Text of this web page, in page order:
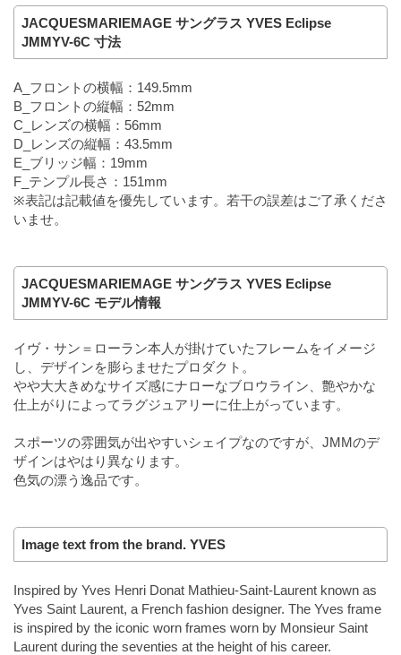
JACQUESMARIEMAGE サングラス YVES Eclipse
JMMYV-6C 寸法
A_フロントの横幅：149.5mm
B_フロントの縦幅：52mm
C_レンズの横幅：56mm
D_レンズの縦幅：43.5mm
E_ブリッジ幅：19mm
F_テンプル長さ：151mm
※表記は記載値を優先しています。若干の誤差はご了承くださ
いませ。
JACQUESMARIEMAGE サングラス YVES Eclipse
JMMYV-6C モデル情報
イヴ・サン＝ローラン本人が掛けていたフレームをイメージ
し、デザインを膨らませたプロダクト。
やや大大きめなサイズ感にナローなブロウライン、艶やかな
仕上がりによってラグジュアリーに仕上がっています。
スポーツの雰囲気が出やすいシェイプなのですが、JMMのデ
ザインはやはり異なります。
色気の漂う逸品です。
Image text from the brand. YVES
Inspired by Yves Henri Donat Mathieu-Saint-Laurent known as
Yves Saint Laurent, a French fashion designer. The Yves frame
is inspired by the iconic worn frames worn by Monsieur Saint
Laurent during the seventies at the height of his career.